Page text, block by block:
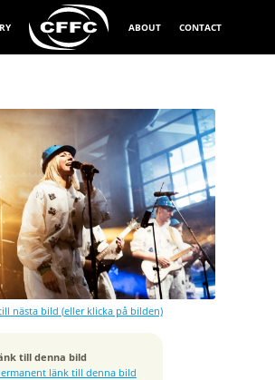
ABOUT CONTACT
nästa bild (eller klicka på bilden)
till denna bild
länk till denna bild
320 sek
EOS 5D Mark III